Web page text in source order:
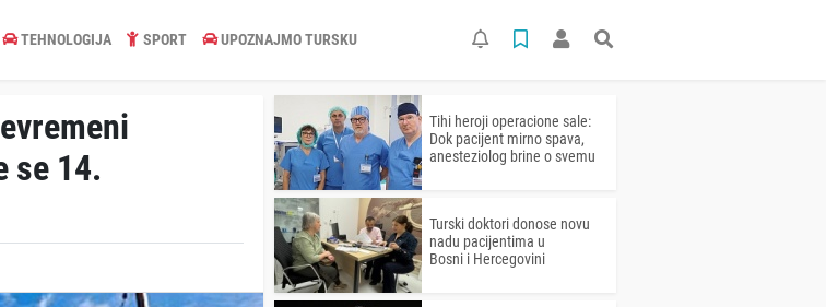
TEHNOLOGIJA SPORT UPOZNAJMO TURSKU
se 14.
Tihi heroji operacione sale:
Dok pacijent mirno spava,
anesteziolog brine o svemu
Turski doktori donose novu
nadu pacijentima u
Bosni i Hercegovini